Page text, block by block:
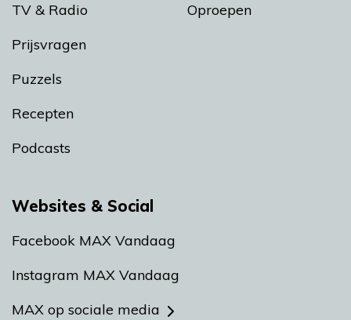
TV & Radio
Prijsvragen
Puzzels
Recepten
Podcasts
Oproepen
Websites & Social
Facebook MAX Vandaag
Instagram MAX Vandaag
MAX op sociale media